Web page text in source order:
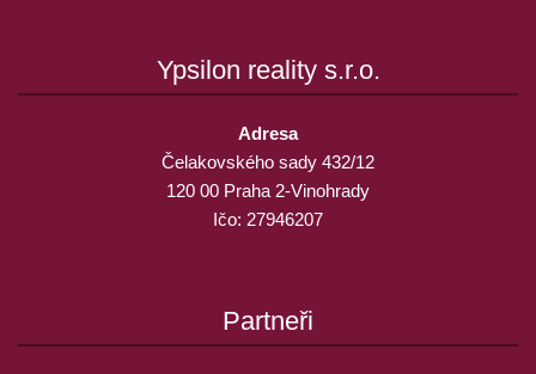
Ypsilon reality s.r.o.
Adresa
Čelakovského sady 432/12
120 00 Praha 2-Vinohrady
Ičo: 27946207
Partneři